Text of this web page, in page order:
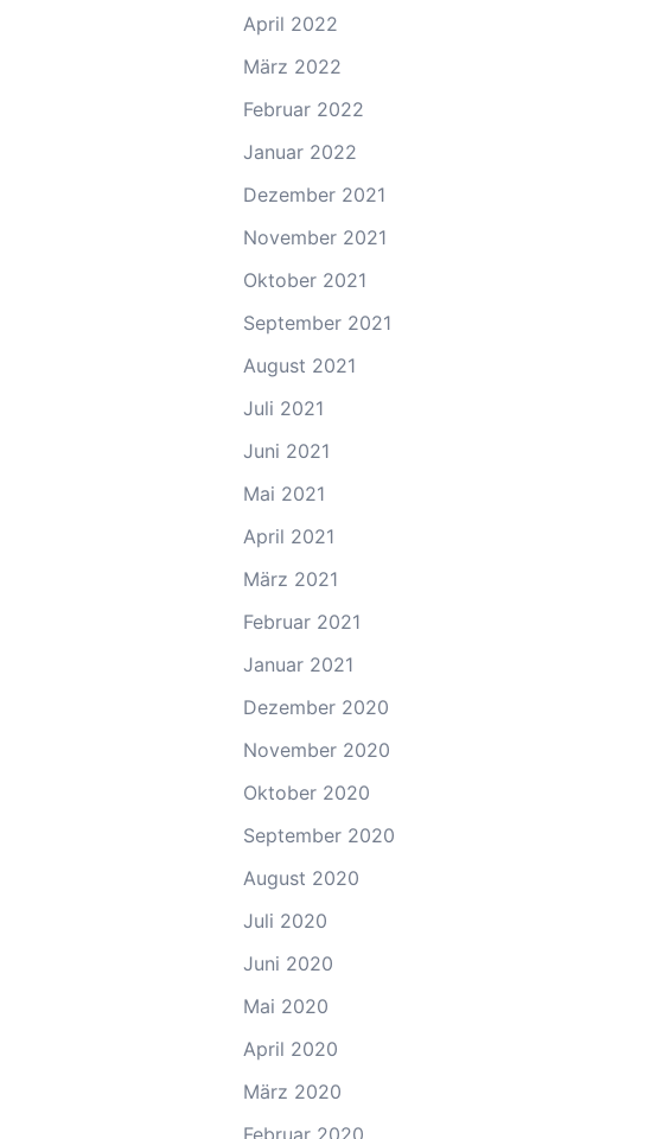
April 2022
März 2022
Februar 2022
Januar 2022
Dezember 2021
November 2021
Oktober 2021
September 2021
August 2021
Juli 2021
Juni 2021
Mai 2021
April 2021
März 2021
Februar 2021
Januar 2021
Dezember 2020
November 2020
Oktober 2020
September 2020
August 2020
Juli 2020
Juni 2020
Mai 2020
April 2020
März 2020
Februar 2020